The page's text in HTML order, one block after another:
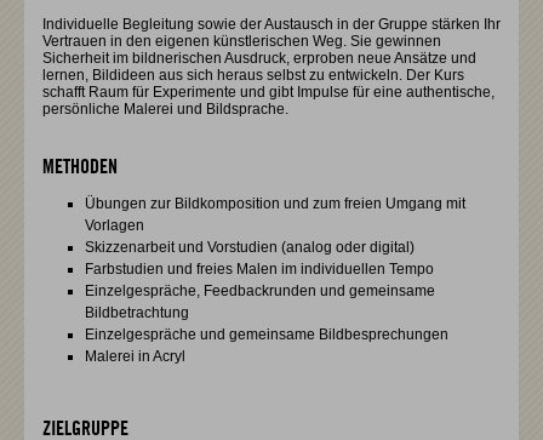
Individuelle Begleitung sowie der Austausch in der Gruppe stärken Ihr
Vertrauen in den eigenen künstlerischen Weg. Sie gewinnen
Sicherheit im bildnerischen Ausdruck, erproben neue Ansätze und
lernen, Bildideen aus sich heraus selbst zu entwickeln. Der Kurs
schafft Raum für Experimente und gibt Impulse für eine authentische,
persönliche Malerei und Bildsprache.
METHODEN
Übungen zur Bildkomposition und zum freien Umgang mit
Vorlagen
Skizzenarbeit und Vorstudien (analog oder digital)
Farbstudien und freies Malen im individuellen Tempo
Einzelgespräche, Feedbackrunden und gemeinsame
Bildbetrachtung
Einzelgespräche und gemeinsame Bildbesprechungen
Malerei in Acryl
ZIELGRUPPE